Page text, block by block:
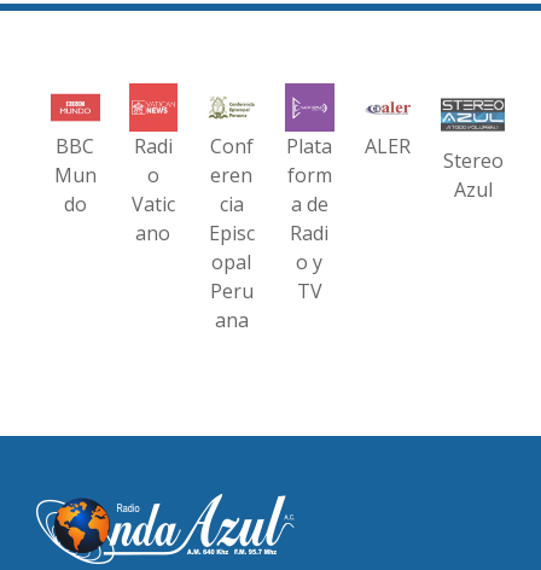
BBC
Mun
do
Radi
o
Vatic
ano
Conf
eren
cia
Episc
opal
Peru
ana
Plata
form
a de
Radi
o y
TV
ALER
Stereo
Azul